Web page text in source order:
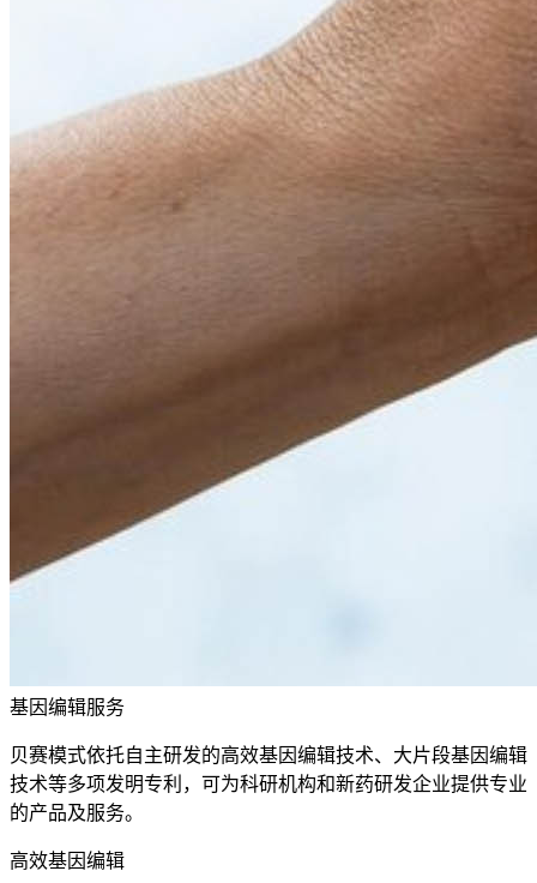
基因编辑服务
贝赛模式依托自主研发的高效基因编辑技术、大片段基因编辑
技术等多项发明专利，可为科研机构和新药研发企业提供专业
的产品及服务。
高效基因编辑